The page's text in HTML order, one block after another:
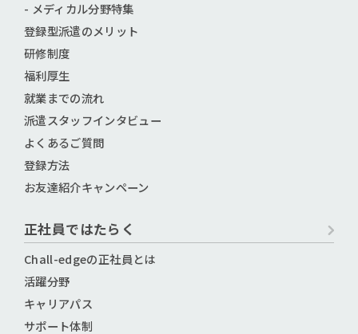
- メディカル分野特集
登録型派遣のメリット
研修制度
福利厚生
就業までの流れ
派遣スタッフインタビュー
よくあるご質問
登録方法
お友達紹介キャンペーン
正社員ではたらく
Chall-edgeの正社員とは
活躍分野
キャリアパス
サポート体制